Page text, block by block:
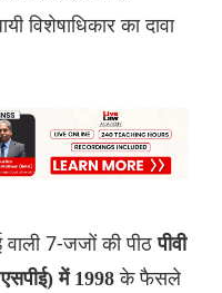
विशेषाधिकार का दावा
वाली 7-जजों की पीठपीवी
एसपीई) में 1998के फैसले